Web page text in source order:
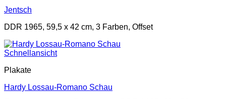
Jentsch
DDR 1965, 59,5 x 42 cm, 3 Farben, Offset
Schnellansicht
Plakate
Hardy Lossau-Romano Schau